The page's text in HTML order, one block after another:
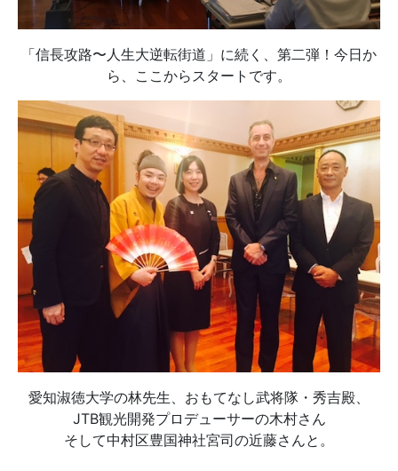
「信長攻路〜人生大逆転街道」に続く、第二弾！今日か
ら、ここからスタートです。
愛知淑徳大学の林先生、おもてなし武将隊・秀吉殿、
JTB観光開発プロデューサーの木村さん
そして中村区豊国神社宮司の近藤さんと。